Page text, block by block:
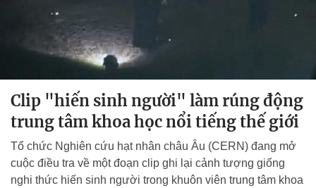
Clip "hiến sinh người" làm rúng động
trung tâm khoa học nổi tiếng thế giới
Tổ chức Nghiên cứu hạt nhân châu Âu (CERN) đang mở
cuộc điều tra về một đoạn clip ghi lại cảnh tượng giống
nghi thức hiến sinh người trong khuôn viên trung tâm khoa